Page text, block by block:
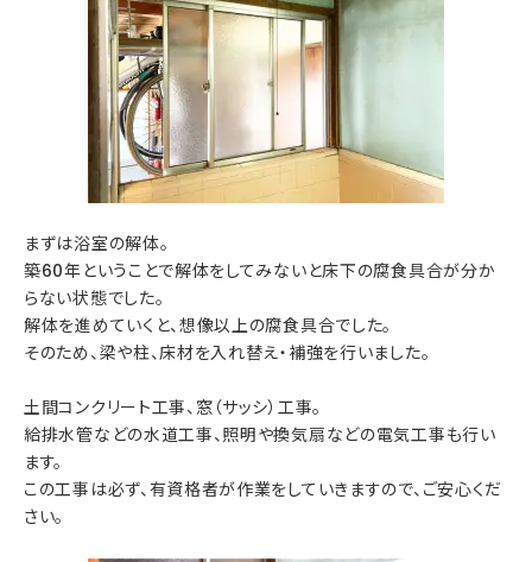
まずは浴室の解体。
築60年ということで解体をしてみないと床下の腐食具合が分か
らない状態でした。
解体を進めていくと、想像以上の腐食具合でした。
そのため、梁や柱、床材を入れ替え・補強を行いました。
土間コンクリート工事、窓（サッシ）工事。
給排水管などの水道工事、照明や換気扇などの電気工事も行い
ます。
この工事は必ず、有資格者が作業をしていきますので、ご安心くだ
さい。